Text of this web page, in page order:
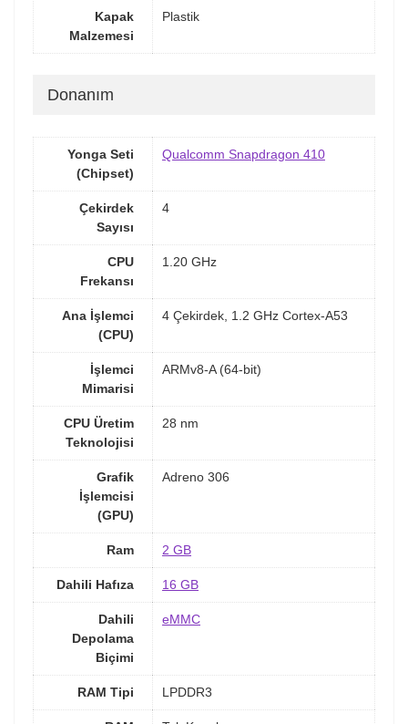
Kapak
Malzemesi
Plastik
Donanım
Yonga Seti
(Chipset)
Qualcomm Snapdragon 410
Çekirdek
Sayısı
4
CPU
Frekansı
1.20 GHz
Ana İşlemci
(CPU)
4 Çekirdek, 1.2 GHz Cortex-A53
İşlemci
Mimarisi
ARMv8-A (64-bit)
CPU Üretim
Teknolojisi
28 nm
Grafik
İşlemcisi
(GPU)
Adreno 306
Ram 2 GB
Dahili Hafıza 16 GB
Dahili
Depolama
Biçimi
eMMC
RAM Tipi LPDDR3